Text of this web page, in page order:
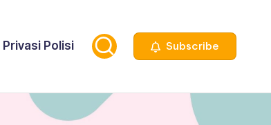
Privasi Polisi Subscribe